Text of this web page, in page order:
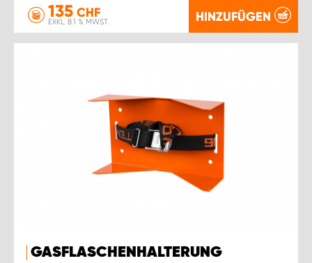
135 CHF
EXKL. 8.1 % MWST. HINZUFÜGEN
GASFLASCHENHALTERUNG